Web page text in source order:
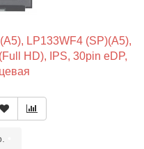
LP133WF4 (SP)(A5),
HD), IPS, 30pin eDP,